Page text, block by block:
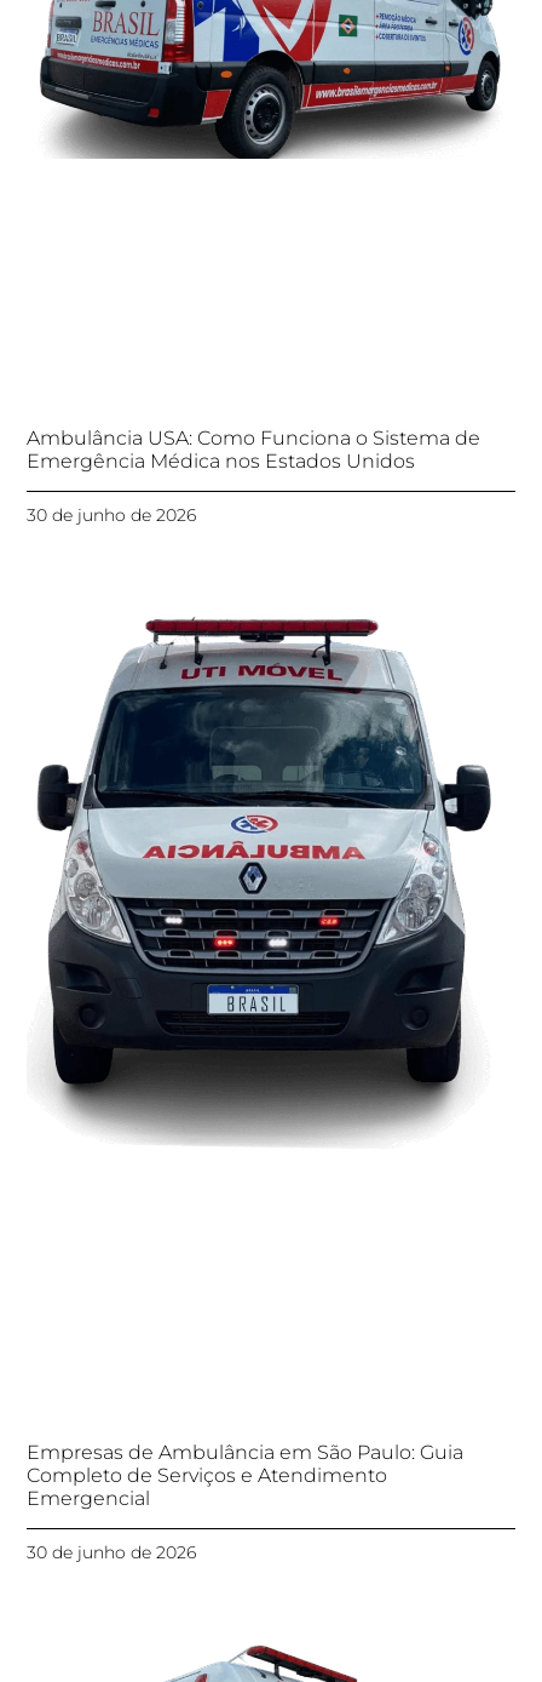
Ambulância USA: Como Funciona o Sistema de
Emergência Médica nos Estados Unidos
30 de junho de 2026
Empresas de Ambulância em São Paulo: Guia
Completo de Serviços e Atendimento
Emergencial
30 de junho de 2026